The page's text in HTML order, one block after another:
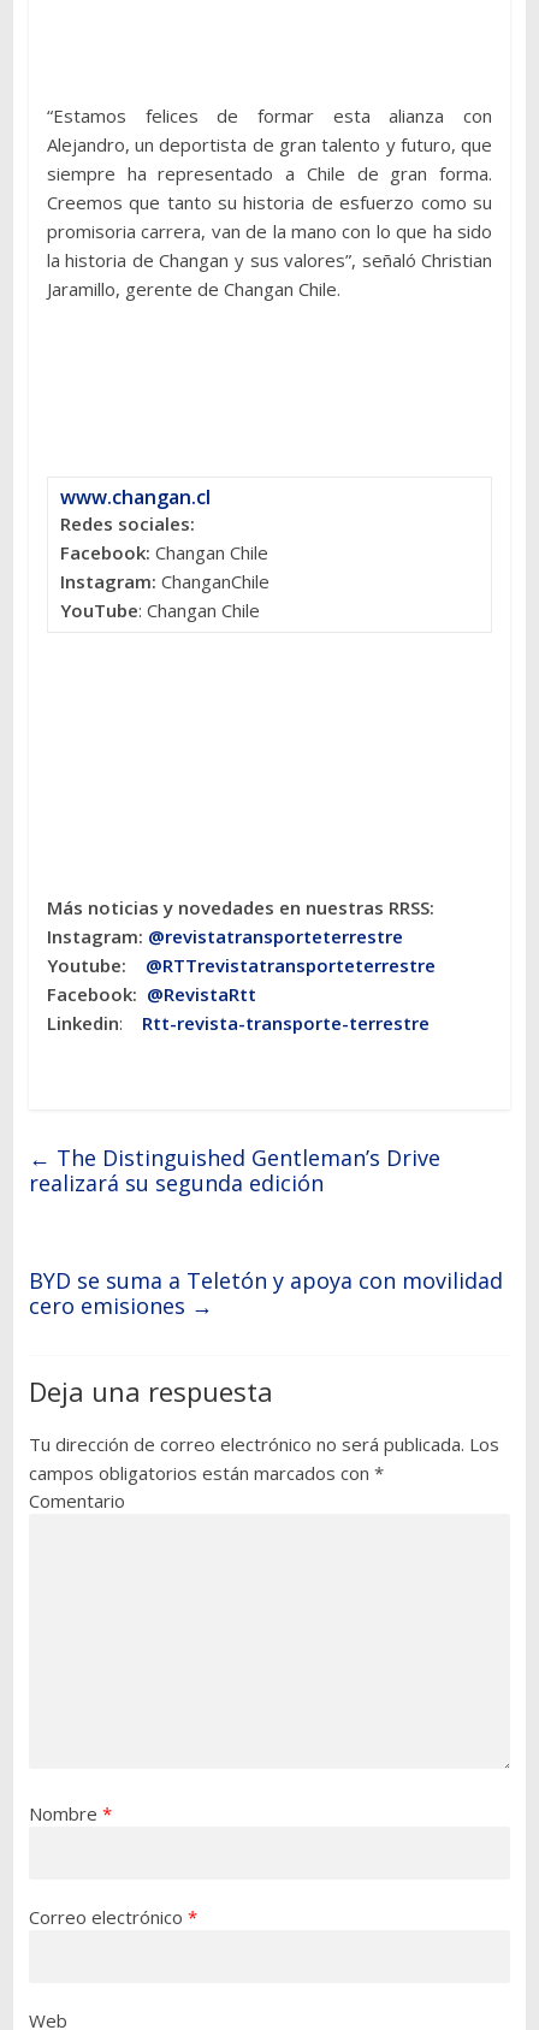
“Estamos felices de formar esta alianza con
Alejandro, un deportista de gran talento y futuro, que
siempre ha representado a Chile de gran forma.
Creemos que tanto su historia de esfuerzo como su
promisoria carrera, van de la mano con lo que ha sido
la historia de Changan y sus valores”, señaló Christian
Jaramillo, gerente de Changan Chile.
www.changan.cl
Redes sociales:
Facebook: Changan Chile
Instagram: ChanganChile
YouTube: Changan Chile
Más noticias y novedades en nuestras RRSS:
Instagram: @revistatransporteterrestre
Youtube: @RTTrevistatransporteterrestre
Facebook: @RevistaRtt
Linkedin: Rtt-revista-transporte-terrestre
← The Distinguished Gentleman’s Drive
realizará su segunda edición
BYD se suma a Teletón y apoya con movilidad
cero emisiones →
Deja una respuesta
Tu dirección de correo electrónico no será publicada. Los
campos obligatorios están marcados con *
Comentario
Nombre *
Correo electrónico *
Web